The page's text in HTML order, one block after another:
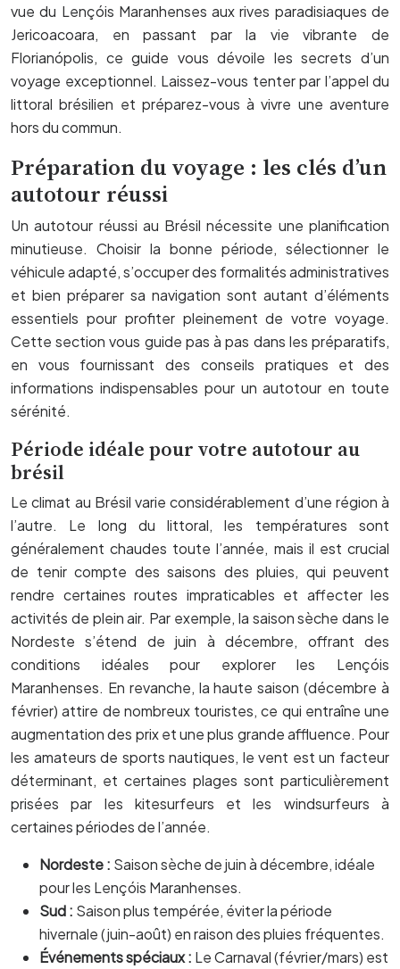
vue du Lençóis Maranhenses aux rives paradisiaques de
Jericoacoara, en passant par la vie vibrante de
Florianópolis, ce guide vous dévoile les secrets d’un
voyage exceptionnel. Laissez-vous tenter par l’appel du
littoral brésilien et préparez-vous à vivre une aventure
hors du commun.
Préparation du voyage : les clés d’un
autotour réussi
Un autotour réussi au Brésil nécessite une planification
minutieuse. Choisir la bonne période, sélectionner le
véhicule adapté, s’occuper des formalités administratives
et bien préparer sa navigation sont autant d’éléments
essentiels pour profiter pleinement de votre voyage.
Cette section vous guide pas à pas dans les préparatifs,
en vous fournissant des conseils pratiques et des
informations indispensables pour un autotour en toute
sérénité.
Période idéale pour votre autotour au
brésil
Le climat au Brésil varie considérablement d’une région à
l’autre. Le long du littoral, les températures sont
généralement chaudes toute l’année, mais il est crucial
de tenir compte des saisons des pluies, qui peuvent
rendre certaines routes impraticables et affecter les
activités de plein air. Par exemple, la saison sèche dans le
Nordeste s’étend de juin à décembre, offrant des
conditions idéales pour explorer les Lençóis
Maranhenses. En revanche, la haute saison (décembre à
février) attire de nombreux touristes, ce qui entraîne une
augmentation des prix et une plus grande affluence. Pour
les amateurs de sports nautiques, le vent est un facteur
déterminant, et certaines plages sont particulièrement
prisées par les kitesurfeurs et les windsurfeurs à
certaines périodes de l’année.
Nordeste : Saison sèche de juin à décembre, idéale
pour les Lençóis Maranhenses.
Sud : Saison plus tempérée, éviter la période
hivernale (juin-août) en raison des pluies fréquentes.
Événements spéciaux : Le Carnaval (février/mars) est